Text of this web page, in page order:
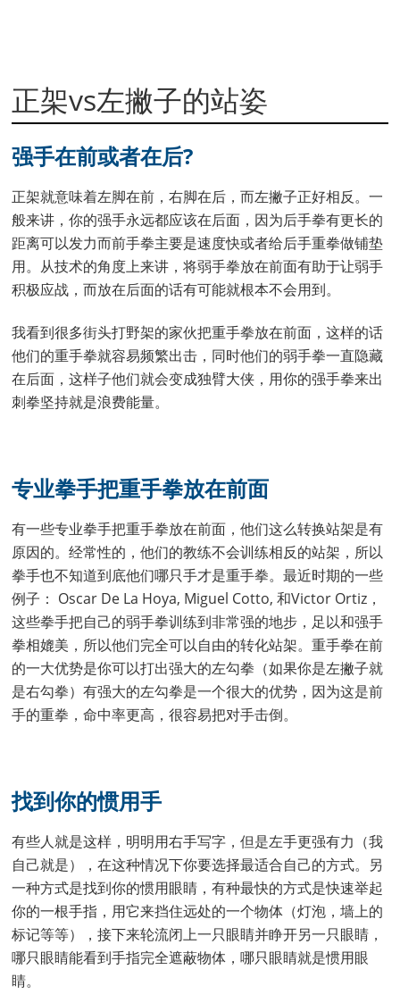
正架vs左撇子的站姿
强手在前或者在后?
正架就意味着左脚在前，右脚在后，而左撇子正好相反。一
般来讲，你的强手永远都应该在后面，因为后手拳有更长的
距离可以发力而前手拳主要是速度快或者给后手重拳做铺垫
用。从技术的角度上来讲，将弱手拳放在前面有助于让弱手
积极应战，而放在后面的话有可能就根本不会用到。
我看到很多街头打野架的家伙把重手拳放在前面，这样的话
他们的重手拳就容易频繁出击，同时他们的弱手拳一直隐藏
在后面，这样子他们就会变成独臂大侠，用你的强手拳来出
刺拳坚持就是浪费能量。
专业拳手把重手拳放在前面
有一些专业拳手把重手拳放在前面，他们这么转换站架是有
原因的。经常性的，他们的教练不会训练相反的站架，所以
拳手也不知道到底他们哪只手才是重手拳。最近时期的一些
例子： Oscar De La Hoya, Miguel Cotto, 和Victor Ortiz，
这些拳手把自己的弱手拳训练到非常强的地步，足以和强手
拳相媲美，所以他们完全可以自由的转化站架。重手拳在前
的一大优势是你可以打出强大的左勾拳（如果你是左撇子就
是右勾拳）有强大的左勾拳是一个很大的优势，因为这是前
手的重拳，命中率更高，很容易把对手击倒。
找到你的惯用手
有些人就是这样，明明用右手写字，但是左手更强有力（我
自己就是），在这种情况下你要选择最适合自己的方式。另
一种方式是找到你的惯用眼睛，有种最快的方式是快速举起
你的一根手指，用它来挡住远处的一个物体（灯泡，墙上的
标记等等），接下来轮流闭上一只眼睛并睁开另一只眼睛，
哪只眼睛能看到手指完全遮蔽物体，哪只眼睛就是惯用眼
睛。